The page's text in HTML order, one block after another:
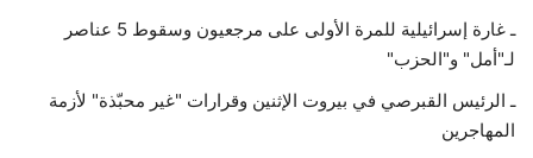
ـ غارة إسرائيلية للمرة الأولى على مرجعيون وسقوط 5 عناصر
لـ"أمل" و"الحزب"
ـ الرئيس القبرصي في بيروت الإثنين وقرارات "غير محبّذة" لأزمة
المهاجرين